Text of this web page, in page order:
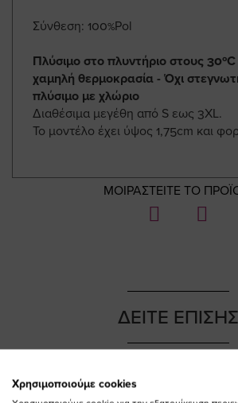
Σύνθεση: 100%Pol
Πλύσιμο στο πλυντήριο στους
χαμηλή θερμοκρασία - Όχι
πλύσιμο με χλώριο
Διαθέσιμα μεγέθη από S εως 3XL.
Το μοντέλο έχει ύψος 1,75cm και
ΜΟΙΡΑΣΤΕΙΤΕ ΤΟ
NEW IN
ΔΕΙΤΕ ΕΠΙΣΗΣ
Χρησιμοποιούμε cookies